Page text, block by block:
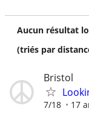
Aucun résultat
(triés par
Bristol
7/18 17